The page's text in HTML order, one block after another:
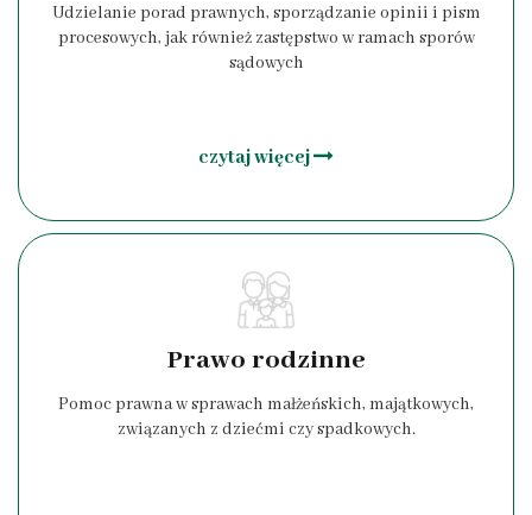
Udzielanie porad prawnych, sporządzanie opinii i pism
procesowych, jak również zastępstwo w ramach sporów
sądowych
czytaj więcej
Prawo rodzinne
Pomoc prawna w sprawach małżeńskich, majątkowych,
związanych z dziećmi czy spadkowych.